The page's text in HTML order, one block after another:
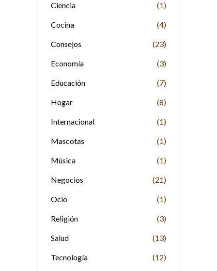
Ciencia (1)
Cocina (4)
Consejos (23)
Economía (3)
Educación (7)
Hogar (8)
Internacional (1)
Mascotas (1)
Música (1)
Negocios (21)
Ocio (1)
Religión (3)
Salud (13)
Tecnología (12)